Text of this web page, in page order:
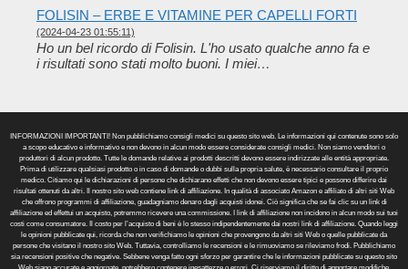
FOLISIN – ERBE E VITAMINE PER CAPELLI FORTI
(2024-04-23 01:55:11)
Ho un bel ricordo di Folisin. L'ho usato qualche anno fa e
i risultati sono stati molto buoni. I miei…
INFORMAZIONI IMPORTANTI! Non pubblichiamo consigli medici su questo sito web. Le informazioni qui contenute sono solo
a scopo educativo e informativo e non devono in alcun modo essere considerate consigli medici. Non siamo venditori o
produttori di alcun prodotto. Tutte le domande relative ai prodotti descritti devono essere indirizzate alle entità appropriate.
Prima di utilizzare qualsiasi prodotto o in caso di domande o dubbi sulla propria salute, è necessario consultare il proprio
medico. Citiamo qui le dichiarazioni di persone che dichiarano effetti che non devono essere tipici e possono differire dai
risultati ottenuti da altri. Il nostro sito web contiene link di affiliazione. In qualità di associato Amazon e affiliato di altri siti Web
che offrono programmi di affiliazione, guadagniamo denaro dagli acquisti idonei. Ciò significa che se fai clic su un link di
affiliazione ed effettui un acquisto, potremmo ricevere una commissione. I link di affiliazione non incidono in alcun modo sui tuoi
costi come consumatore. Il costo per l’acquisto di beni è lo stesso indipendentemente dai nostri link di affiliazione. Quando leggi
le opinioni pubblicate qui, ricorda che non verifichiamo le opinioni che provengono da altri siti Web o quelle pubblicate da
persone che visitano il nostro sito Web. Tuttavia, controlliamo le recensioni e le rimuoviamo se rileviamo frodi. Pubblichiamo
sia recensioni positive che negative. Sebbene venga fatto ogni sforzo per garantire che le informazioni pubblicate su questo sito